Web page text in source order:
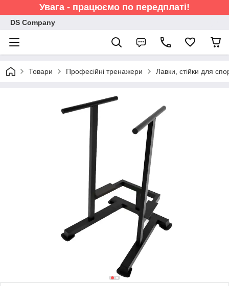
Увага - працюємо по передплаті!
DS Company
Товари Професійні тренажери Лавки, стійки для